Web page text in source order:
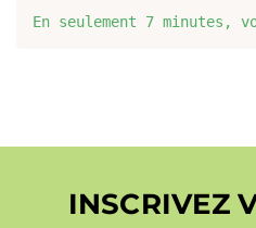
En seulement 7 minutes,
INSCRIVEZ